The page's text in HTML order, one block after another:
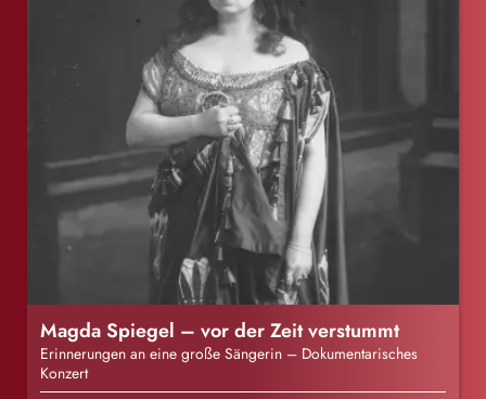
Magda Spiegel – vor der Zeit verstummt
Erinnerungen an eine große Sängerin – Dokumentarisches
Konzert